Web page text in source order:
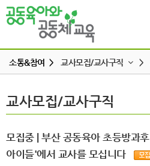
하위메뉴
하위메뉴
소통&참여 > 교사모집/교사구직 >
공동육아 ing
터전 소식
교사모집/교사구직
모집중 | 부산 공동육아 초등방과
아이들'에서 교사를 모십니다